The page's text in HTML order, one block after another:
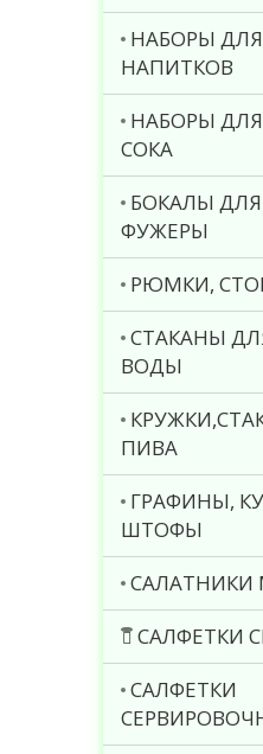
НАБОРЫ
НАПИТКОВ
НАБОРЫ
СОКА
БОКАЛЫ
ФУЖЕРЫ
РЮМКИ,
СТАКАНЫ
ВОДЫ
ПИВА
ГРАФИНЫ,
ШТОФЫ
САЛФЕТКИ
САЛФЕТКИ